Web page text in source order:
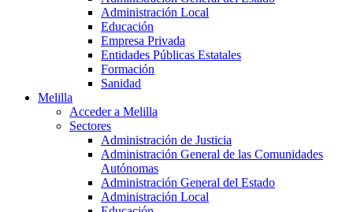
Administración Local
Educación
Empresa Privada
Entidades Públicas Estatales
Formación
Sanidad
Melilla
Acceder a Melilla
Sectores
Administración de Justicia
Administración General de las Comunidades
Autónomas
Administración General del Estado
Administración Local